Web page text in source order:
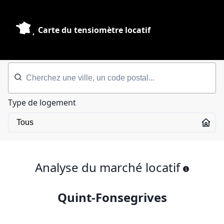
Carte du tensiomètre locatif
Type de logement
Analyse du marché locatif
Quint-Fonsegrives